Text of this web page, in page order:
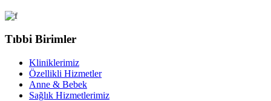
Tıbbi Birimler
Kliniklerimiz
Özellikli Hizmetler
Anne & Bebek
Sağlık Hizmetlerimiz